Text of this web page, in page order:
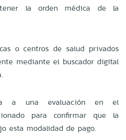
la orden médica de la
o centros de salud privados
mediante el buscador digital
a una evaluación en el
para confirmar que la
esta modalidad de pago.